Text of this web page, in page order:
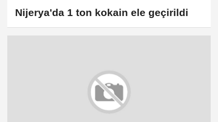
Nijerya'da 1 ton kokain ele geçirildi